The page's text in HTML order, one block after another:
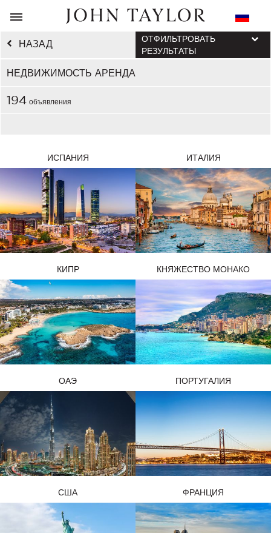
НАЗАД
НЕДВИЖИМОСТЬ АРЕНДА
ОТФИЛЬТРОВАТЬ
РЕЗУЛЬТАТЫ
194 объявления
ИСПАНИЯ ИТАЛИЯ
КИПР КНЯЖЕСТВО МОНАКО
ОАЭ ПОРТУГАЛИЯ
США ФРАНЦИЯ